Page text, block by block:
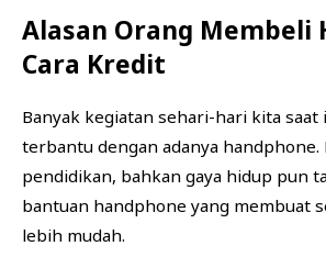
Alasan Orang Membeli
Cara Kredit
Banyak kegiatan sehari-hari kita saat
terbantu dengan adanya handphone.
pendidikan, bahkan gaya hidup pun
bantuan handphone yang membuat
lebih mudah.